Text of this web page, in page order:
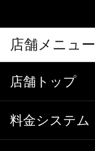
店舗メニュー
店舗トップ
料金システム